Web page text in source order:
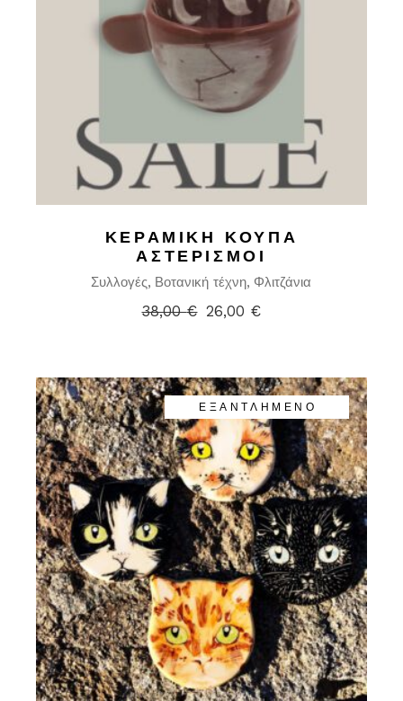
ΚΕΡΑΜΙΚΉ ΚΟΎΠΑ
ΑΣΤΕΡΙΣΜΟΊ
Συλλογές Βοτανική τέχνη Φλιτζάνια
38,00€ 26,00 €
ΕΞΑΝΤΛΗΜΈΝΟ